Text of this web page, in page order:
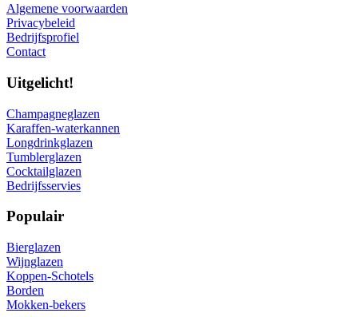
Algemene voorwaarden
Privacybeleid
Bedrijfsprofiel
Contact
Uitgelicht!
Champagneglazen
Karaffen-waterkannen
Longdrinkglazen
Tumblerglazen
Cocktailglazen
Bedrijfsservies
Populair
Bierglazen
Wijnglazen
Koppen-Schotels
Borden
Mokken-bekers